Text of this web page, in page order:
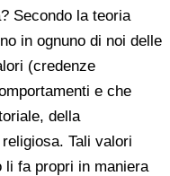
Secondo la teoria
in ognuno di noi delle
(credenze
e che
della
Tali valori
li fa propri in maniera